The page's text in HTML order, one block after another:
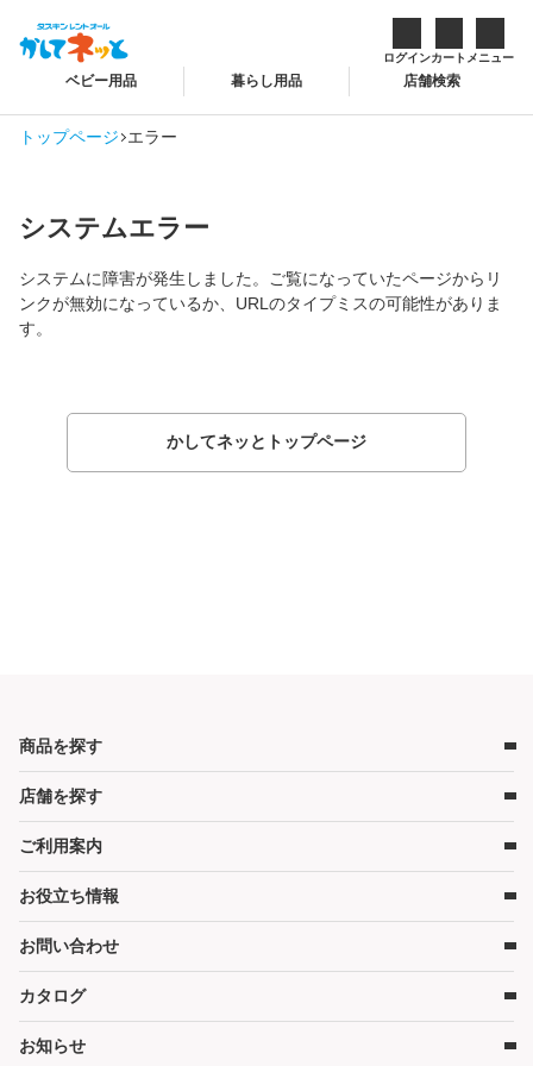
ログインカート メニュー
ベビー用品 暮らし用品 店舗検索
トップページ エラー
システムエラー
システムに障害が発生しました。ご覧になっていたページからリ
ンクが無効になっているか、URLのタイプミスの可能性がありま
す。
かしてネッとトップページ
商品を探す
ベビー用品
ベビーベッド
ベビーマットレス・ベビー布団
チャイルドシート
ハイローチェア・ベビーチェア
スケール・バス
お部屋・安全用品
店舗を探す
店舗検索
ご利用案内
レンタルの流れ
受取り方法と送料
在庫表示について
各種割引特典について
お役立ち情報
キャンペーン
コラム
お問い合わせ
お問い合わせ
カタログ
カタログ請求
お知らせ